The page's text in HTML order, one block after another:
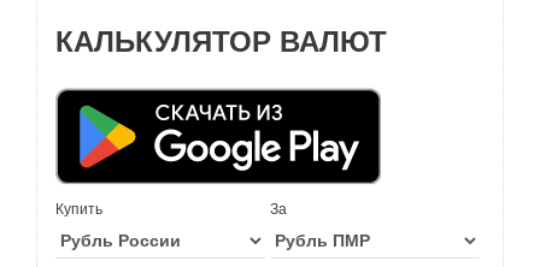
КАЛЬКУЛЯТОР ВАЛЮТ
Купить За